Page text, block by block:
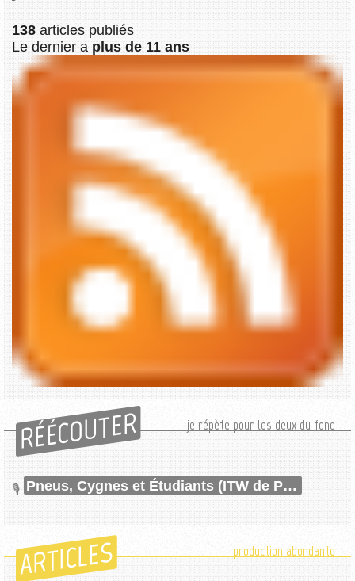
138 articles publiés
Le dernier a plus de 11 ans
RÉÉCOUTER je répète pour les deux du fond
Pneus, Cygnes et Étudiants (ITW de Pneu) (Avec Corentin)
ARTICLES production abondante